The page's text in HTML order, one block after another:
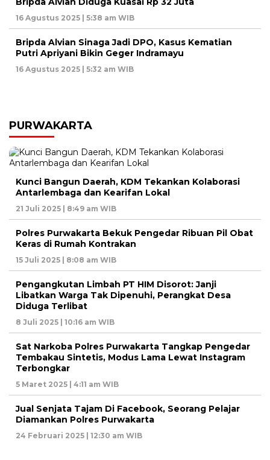
16 Agustus 2025 | 5:38 am WIB
Bripda Alvian Sinaga Jadi DPO, Kasus Kematian
Putri Apriyani Bikin Geger Indramayu
16 Agustus 2025 | 5:32 am WIB
PURWAKARTA
Kunci Bangun Daerah, KDM Tekankan Kolaborasi
Antarlembaga dan Kearifan Lokal
21 Juli 2025 | 8:49 am WIB
Polres Purwakarta Bekuk Pengedar Ribuan Pil Obat
Keras di Rumah Kontrakan
15 Juli 2025 | 8:08 am WIB
Pengangkutan Limbah PT HIM Disorot: Janji
Libatkan Warga Tak Dipenuhi, Perangkat Desa
Diduga Terlibat
8 Juli 2025 | 10:16 am WIB
Sat Narkoba Polres Purwakarta Tangkap Pengedar
Tembakau Sintetis, Modus Lama Lewat Instagram
Terbongkar
5 Maret 2025 | 4:11 am WIB
Jual Senjata Tajam Di Facebook, Seorang Pelajar
Diamankan Polres Purwakarta
24 Februari 2025 | 12:30 am WIB